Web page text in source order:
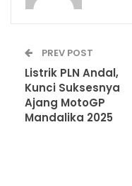
PREV POST
Listrik PLN Andal,
Kunci Suksesnya
Ajang MotoGP
Mandalika 2025